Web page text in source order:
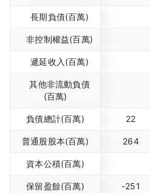
長期負債(百萬)
非控制權益(百萬)
遞延收入(百萬)
其他非流動負債
(百萬)
負債總計(百萬) 22
普通股股本(百萬) 264
資本公積(百萬)
保留盈餘(百萬) -251